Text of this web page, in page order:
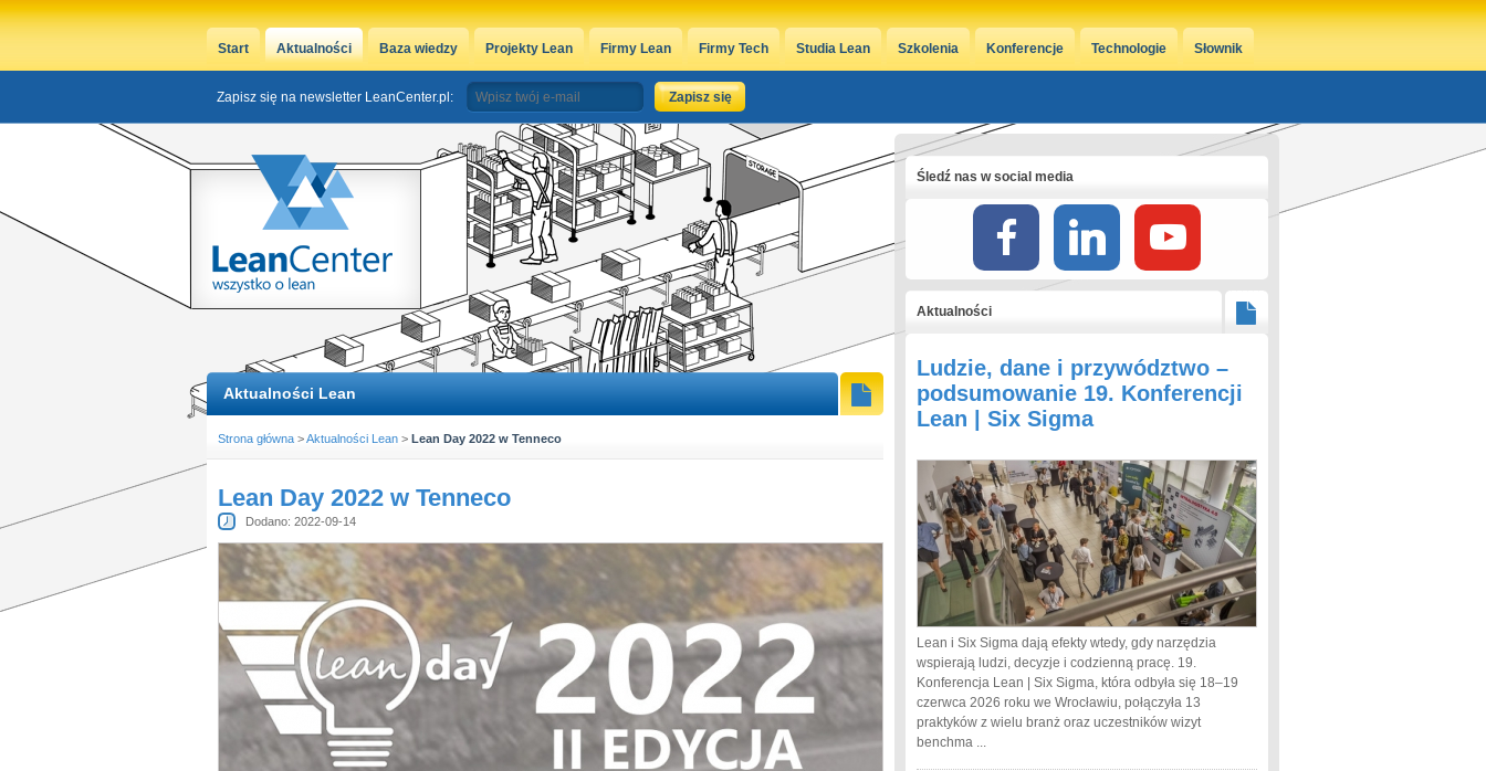
Start Aktualności Baza wiedzy Projekty Lean Firmy Lean Firmy Tech Studia Lean Szkolenia Konferencje Technologie Słownik
Zapisz się na newsletter LeanCenter.pl:
Aktualności Lean
Strona główna >Aktualności Lean > Lean Day 2022 w Tenneco
Lean Day 2022 w Tenneco
Dodano: 2022-09-14
Śledź nas w social media
Aktualności
Ludzie, dane i przywództwo –
podsumowanie 19. Konferencji
Lean | Six Sigma
Lean i Six Sigma dają efekty wtedy, gdy narzędzia
wspierają ludzi, decyzje i codzienną pracę. 19.
Konferencja Lean | Six Sigma, która odbyła się 18–19
czerwca 2026 roku we Wrocławiu, połączyła 13
praktyków z wielu branż oraz uczestników wizyt
benchma ...